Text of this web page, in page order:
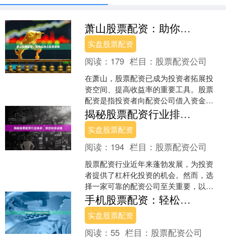
萧山股票配资：助你投资之路更顺畅
实盘股票配资
阅读： 179 栏目： 股票配资公司
在萧山，股票配资已成为投资者拓展投
资空间、提高收益率的重要工具。股票
配资是指投资者向配资公司借入资金，
用于购买股票，从而放大投资规模。 萧
山股票配资公司众多，提....
揭秘股票配资行业排名，助您投资决策
实盘股票配资
阅读： 194 栏目： 股票配资公司
股票配资行业近年来蓬勃发展，为投资
者提供了杠杆化投资的机会。然而，选
择一家可靠的配资公司至关重要，以确
保资金安全和投资回报。 根据行业数据
和用户反馈，我们整理了....
手机股票配资：轻松撬动股市财富之门
实盘股票配资
阅读： 55 栏目： 股票配资公司